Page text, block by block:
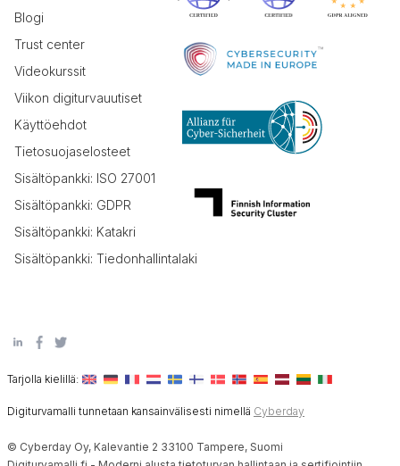
Blogi
Trust center
Videokurssit
Viikon digiturvauutiset
Käyttöehdot
Tietosuojaselosteet
Sisältöpankki: ISO 27001
Sisältöpankki: GDPR
Sisältöpankki: Katakri
Sisältöpankki: Tiedonhallintalaki
Tarjolla kielillä:
Digiturvamalli tunnetaan kansainvälisesti nimellä Cyberday
© Cyberday Oy, Kalevantie 2 33100 Tampere, Suomi